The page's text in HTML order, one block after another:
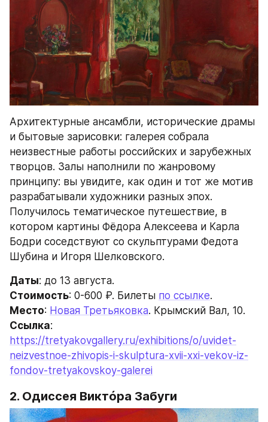
Архитектурные ансамбли, исторические драмы
и бытовые зарисовки: галерея собрала
неизвестные работы российских и зарубежных
творцов. Залы наполнили по жанровому
принципу: вы увидите, как один и тот же мотив
разрабатывали художники разных эпох.
Получилось тематическое путешествие, в
котором картины Фёдора Алексеева и Карла
Бодри соседствуют со скульптурами Федота
Шубина и Игоря Шелковского.
Даты: до 13 августа.
Стоимость: 0-600 ₽. Билеты по ссылке.
Место: Новая Третьяковка. Крымский Вал, 10.
Ссылка
https://tretyakovgallery.ru/exhibitions/o/uvidet-
neizvestnoe-zhivopis-i-skulptura-xvii-xxi-vekov-iz-
fondov-tretyakovskoy-galerei
2. Одиссея Виктóра Забуги